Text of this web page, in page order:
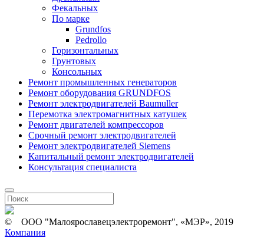
Фекальных
По марке
Grundfos
Pedrollo
Горизонтальных
Грунтовых
Консольных
Ремонт промышленных генераторов
Ремонт оборудования GRUNDFOS
Ремонт электродвигателей Baumuller
Перемотка электромагнитных катушек
Ремонт двигателей компрессоров
Срочный ремонт электродвигателей
Ремонт электродвигателей Siemens
Капитальный ремонт электродвигателей
Консультация специалиста
© ООО "Малоярославецэлектроремонт", «МЭР», 2019
Компания